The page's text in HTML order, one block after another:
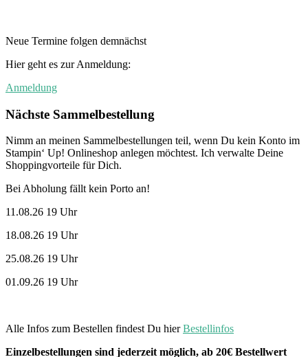
Neue Termine folgen demnächst
Hier geht es zur Anmeldung:
Anmeldung
Nächste Sammelbestellung
Nimm an meinen Sammelbestellungen teil, wenn Du kein Konto im
Stampin‘ Up! Onlineshop anlegen möchtest. Ich verwalte Deine
Shoppingvorteile für Dich.
Bei Abholung fällt kein Porto an!
11.08.26 19 Uhr
18.08.26 19 Uhr
25.08.26 19 Uhr
01.09.26 19 Uhr
Alle Infos zum Bestellen findest Du hierBestellinfos
Einzelbestellungen sind jederzeit möglich, ab 20€ Bestellwert